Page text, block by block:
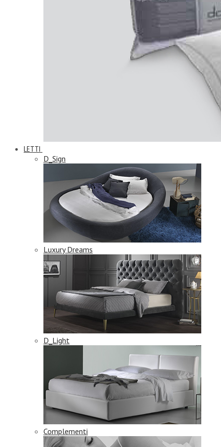
LETTI
D_Sign
Luxury Dreams
D_Light
Complementi